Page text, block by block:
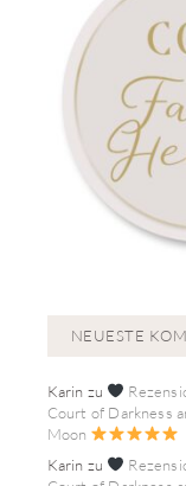
NEUESTE
Karin zu
Court of Darkness
Moon
Karin zu